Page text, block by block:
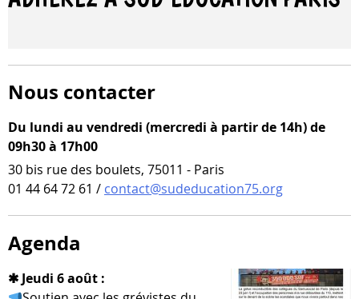
Nous contacter
Du lundi au vendredi (mercredi à partir de 14h) de
09h30 à 17h00
30 bis rue des boulets, 75011 - Paris
01 44 64 72 61 / contact@sudeducation75.org
Agenda
✱ Jeudi 6 août :